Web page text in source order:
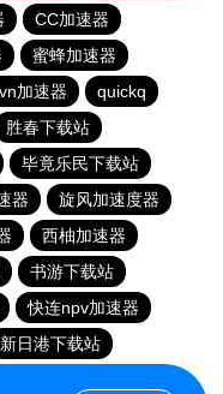
CC加速器
蜜蜂加速器
加速器
quickq
胜春下载站
毕竟乐民下载站
器
旋风加速度器
西柚加速器
书游下载站
快连npv加速器
新日港下载站